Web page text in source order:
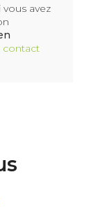
avez
contact